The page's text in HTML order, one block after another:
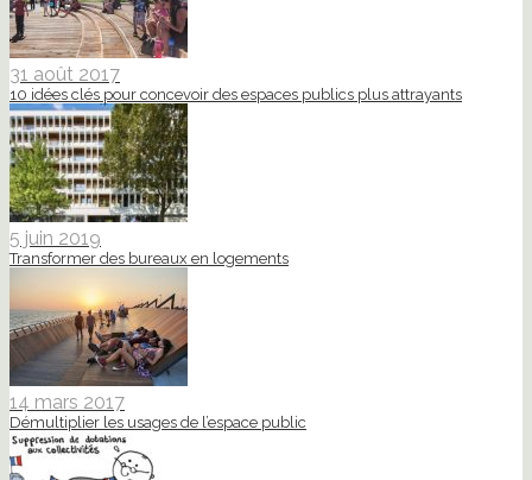
31 août 2017
10 idées clés pour concevoir des espaces publics plus attrayants
5 juin 2019
Transformer des bureaux en logements
14 mars 2017
Démultiplier les usages de l’espace public